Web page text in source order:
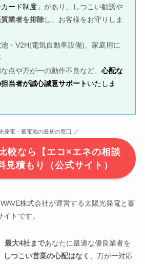
ード制度 」があり、しつこい勧誘や
質業者を排除し、お客様をお守りしま
・V2H(電気自動車設備)、家庭用に
点や万が一の動作不良など、心配な
当者が誠心誠意サポートいたしま
発電・蓄電池の最初の窓口 ／
較なら【エコ×エネの相談
見積もり（公式サイト）
株式会社が運営する太陽光発電と蓄
トです。
最大4社まであなたに最適な優良業者を
しつこい営業の心配はなく 、万が一対応